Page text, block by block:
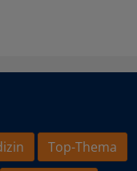
Top-Thema